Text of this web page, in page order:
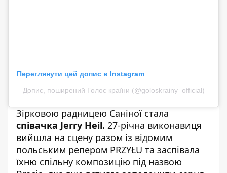
Переглянути цей допис в Instagram
Допис, поширений Голос країни (@goloskrainy_official)
Зірковою радницею Саніної стала
співачка Jerry Heil. 27-річна виконавиця
вийшла на сцену разом із відомим
польським репером PRZYŁU та заспівала
їхню спільну композицію під назвою